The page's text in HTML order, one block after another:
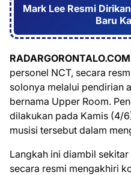
Mark Lee Resmi
Baru
RADARGORONTALO.COM
personel NCT, secara
solonya melalui pendirian
bernama Upper Room.
dilakukan pada Kamis (4/
musisi tersebut dalam
Langkah ini diambil
secara resmi mengakhiri